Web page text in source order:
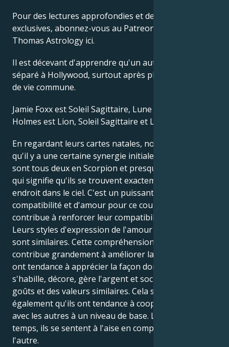
Pour des lectures approfondies et des prédictions
exclusives, abonnez-vous au Patreon de Kyle
Thomas Astrology ici.
Il est décevant d'apprendre qu'un autre couple s'est
séparé à Hollywood, surtout après plusieurs années
de vie commune.
Jamie Foxx est Soleil Sagittaire, Lune Taureau. Katie
Holmes est Lion, Soleil Sagittaire et Lune Lion.
En regardant leurs cartes natales, nous pouvons voir
qu'il y a une certaine synergie initiale. Leurs Vénus
sont tous deux en Scorpion et presque conjoints, ce
qui signifie qu'ils se trouvent exactement au même
endroit dans le ciel. C'est un puissant message de
compatibilité et d'amour pour ce couple. Cela
contribue à renforcer leur compatibilité générale.
Leurs styles d'expression de l'amour et de l'affection
sont similaires. Cette compréhension de base
contribue grandement à améliorer la coopération. Ils
ont tendance à apprécier la façon dont l'autre
s'habille, décore, gère l'argent et socialise. Ils ont des
goûts et des valeurs similaires. Cela suggère
également qu'ils ont tendance à coopérer les uns
avec les autres à un niveau de base. La plupart du
temps, ils se sentent à l'aise en compagnie l'un de
l'autre.